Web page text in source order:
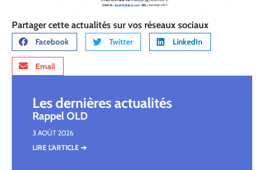
Partager cette actualités sur vos réseaux sociaux
Facebook Twitter LinkedIn
Email
Les dernières actualités
Rappel OLD
3 AOÛT 2026
LIRE L'ARTICLE ➔